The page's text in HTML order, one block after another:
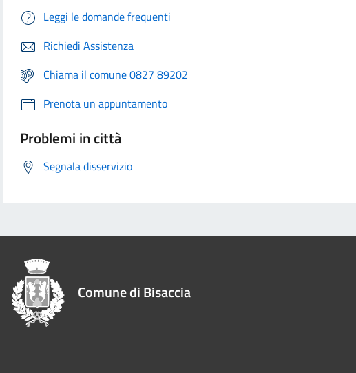
Leggi le domande frequenti
Richiedi Assistenza
Chiama il comune 0827 89202
Prenota un appuntamento
Problemi in città
Segnala disservizio
Comune di Bisaccia